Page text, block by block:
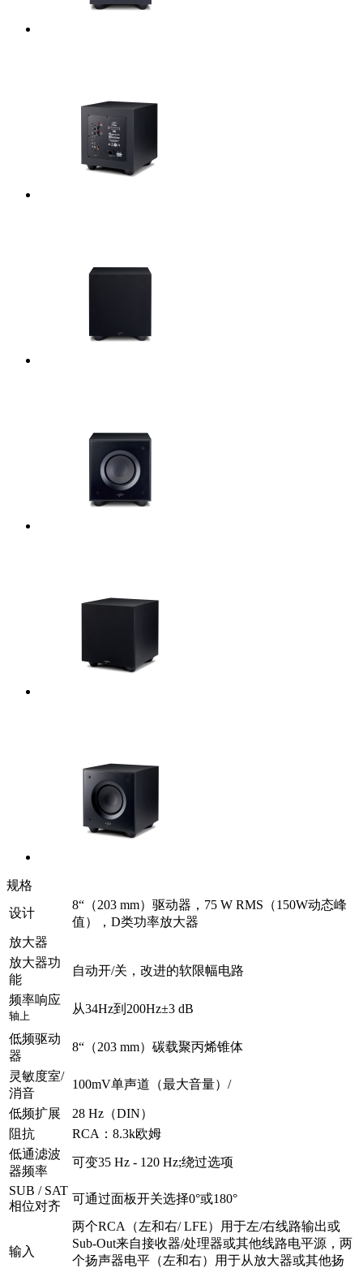
规格
设计
8“（203 mm）驱动器，75 W RMS（150W动态峰
值），D类功率放大器
放大器
放大器功
能
自动开/关，改进的软限幅电路
频率响应
轴上
从34Hz到200Hz±3 dB
低频驱动
器
8“（203 mm）碳载聚丙烯锥体
灵敏度室/
消音
100mV单声道（最大音量）/
低频扩展
28 Hz（DIN）
阻抗
RCA：8.3k欧姆
低通滤波
器频率
可变35 Hz - 120 Hz;绕过选项
SUB / SAT
相位对齐
可通过面板开关选择0°或180°
输入
两个RCA（左和右/ LFE）用于左/右线路输出或
Sub-Out来自接收器/处理器或其他线路电平源，两
个扬声器电平（左和右）用于从放大器或其他扬